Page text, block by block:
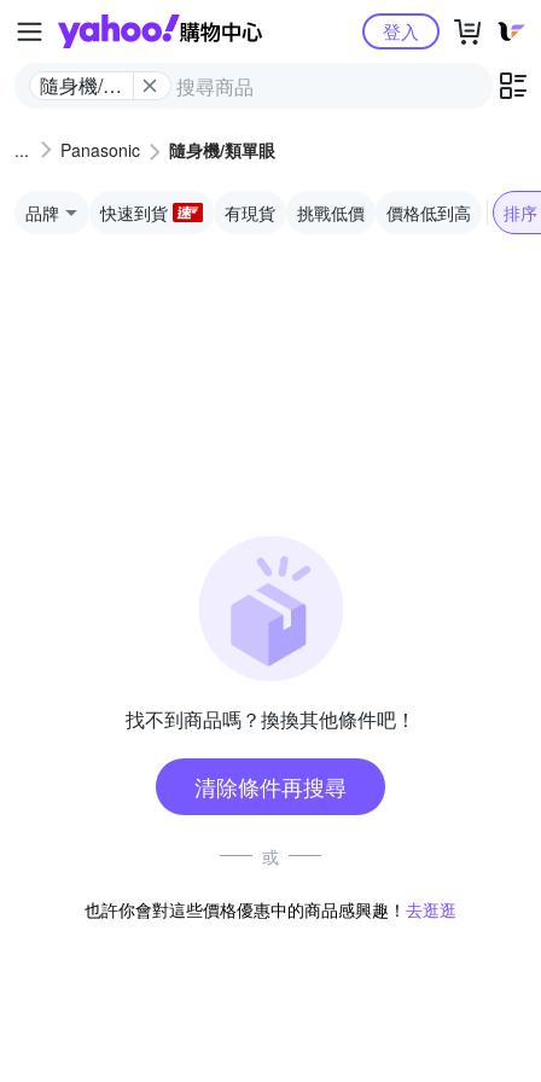
Yahoo購物中心
隨身機/類
登入
Panasonic 隨身機/類單眼
品牌 快速到貨 有現貨 挑戰低價 價格低到高 排序
找不到商品嗎？換換其他條件吧！
清除條件再搜尋
或
也許你會對這些價格優惠中的商品感興趣！ 去逛逛